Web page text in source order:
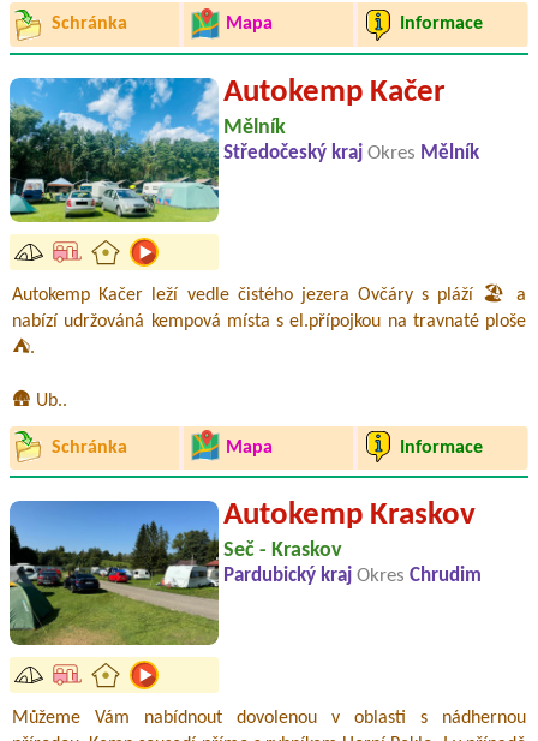
Schránka Mapa Informace
Autokemp Kačer
Mělník
Středočeský kraj Okres Mělník
Autokemp Kačer leží vedle čistého jezera Ovčáry s pláží 🏖️ a
nabízí udržováná kempová místa s el.přípojkou na travnaté ploše
⛺.
🛖 Ub..
Schránka Mapa Informace
Autokemp Kraskov
Seč - Kraskov
Pardubický kraj Okres Chrudim
Můžeme Vám nabídnout dovolenou v oblasti s nádhernou